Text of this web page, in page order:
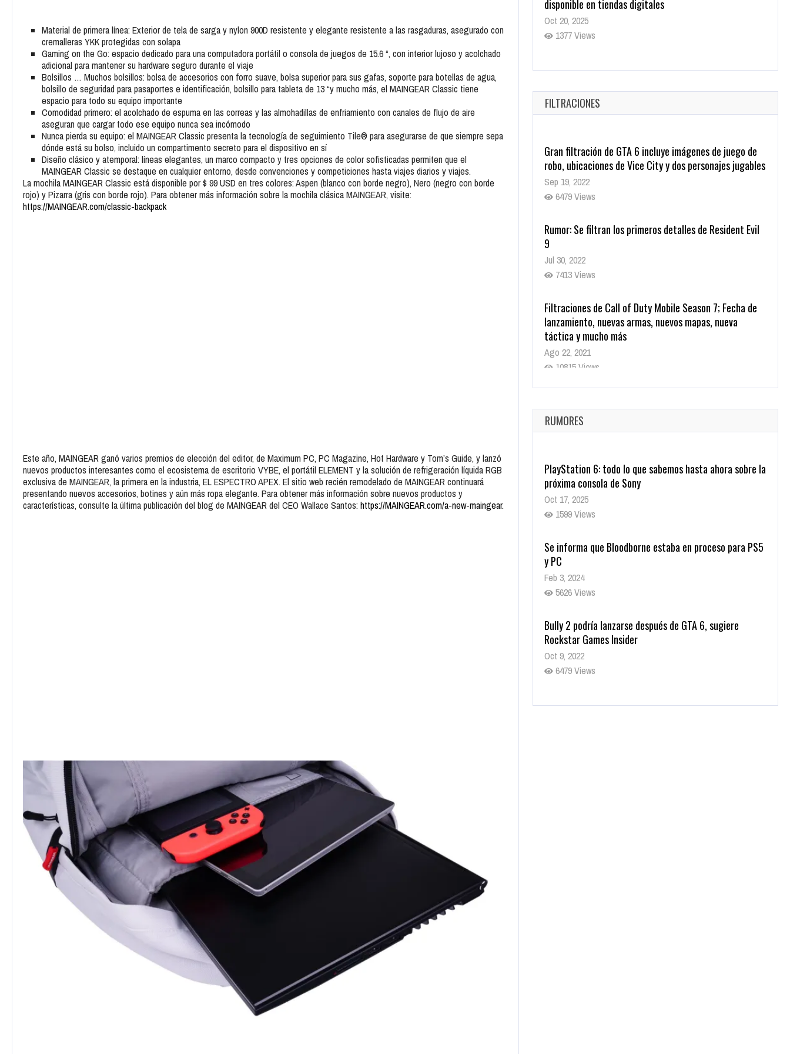
Material de primera línea: Exterior de tela de sarga y nylon 900D resistente y elegante resistente a las rasgaduras, asegurado con
cremalleras YKK protegidas con solapa
Gaming on the Go: espacio dedicado para una computadora portátil o consola de juegos de 15.6 “, con interior lujoso y acolchado
adicional para mantener su hardware seguro durante el viaje
Bolsillos … Muchos bolsillos: bolsa de accesorios con forro suave, bolsa superior para sus gafas, soporte para botellas de agua,
bolsillo de seguridad para pasaportes e identificación, bolsillo para tableta de 13 “y mucho más, el MAINGEAR Classic tiene
espacio para todo su equipo importante
Comodidad primero: el acolchado de espuma en las correas y las almohadillas de enfriamiento con canales de flujo de aire
aseguran que cargar todo ese equipo nunca sea incómodo
Nunca pierda su equipo: el MAINGEAR Classic presenta la tecnología de seguimiento Tile® para asegurarse de que siempre sepa
dónde está su bolso, incluido un compartimento secreto para el dispositivo en sí
Diseño clásico y atemporal: líneas elegantes, un marco compacto y tres opciones de color sofisticadas permiten que el
MAINGEAR Classic se destaque en cualquier entorno, desde convenciones y competiciones hasta viajes diarios y viajes.
La mochila MAINGEAR Classic está disponible por $ 99 USD en tres colores: Aspen (blanco con borde negro), Nero (negro con borde
rojo) y Pizarra (gris con borde rojo). Para obtener más información sobre la mochila clásica MAINGEAR, visite:
https://MAINGEAR.com/classic-backpack
Este año, MAINGEAR ganó varios premios de elección del editor, de Maximum PC, PC Magazine, Hot Hardware y Tom’s Guide, y lanzó
nuevos productos interesantes como el ecosistema de escritorio VYBE, el portátil ELEMENT y la solución de refrigeración líquida RGB
exclusiva de MAINGEAR, la primera en la industria, EL ESPECTRO APEX. El sitio web recién remodelado de MAINGEAR continuará
presentando nuevos accesorios, botines y aún más ropa elegante. Para obtener más información sobre nuevos productos y
características, consulte la última publicación del blog de MAINGEAR del CEO Wallace Santos: https://MAINGEAR.com/a-new-maingear.
disponible en tiendas digitales
Oct 20, 2025
1377 Views
Warner Bros. lleva a las tiendas digitales su racha de
Oct 17, 2025
1431 Views
FILTRACIONES
Gran filtración de GTA 6 incluye imágenes de juego de
robo, ubicaciones de Vice City y dos personajes jugables
Sep 19, 2022
6479 Views
Rumor: Se filtran los primeros detalles de Resident Evil
9
Jul 30, 2022
7413 Views
Filtraciones de Call of Duty Mobile Season 7; Fecha de
lanzamiento, nuevas armas, nuevos mapas, nueva
táctica y mucho más
Ago 22, 2021
10815 Views
La configuración de Call of Duty 2021 aparentemente
Ago 8, 2021
10001 Views
RUMORES
PlayStation 6: todo lo que sabemos hasta ahora sobre la
próxima consola de Sony
Oct 17, 2025
1599 Views
Se informa que Bloodborne estaba en proceso para PS5
y PC
Feb 3, 2024
5626 Views
Bully 2 podría lanzarse después de GTA 6, sugiere
Rockstar Games Insider
Oct 9, 2022
6479 Views
Rumor: Se filtran los primeros detalles de Resident Evil